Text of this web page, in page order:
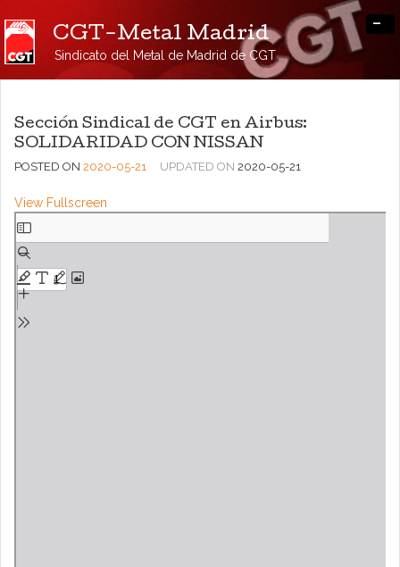
CGT-Metal Madrid
Sindicato del Metal de Madrid de CGT
-
Sección Sindical de CGT en Airbus:
SOLIDARIDAD CON NISSAN
POSTED ON 2020-05-21 UPDATED ON 2020-05-21
View Fullscreen
Saltar
al
contenido
del
PDF